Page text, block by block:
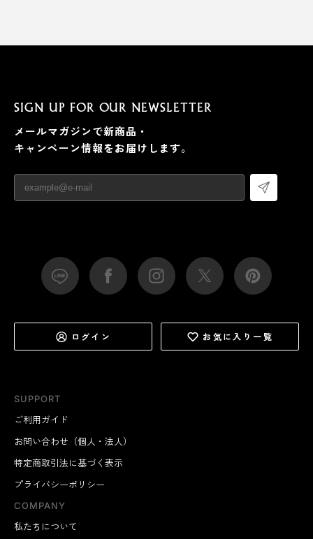
SUPPORT
ご利用ガイド
お問い合わせ（個人・法人）
特定商取引法に基づく表示
プライバシーポリシー
COMPANY
私たちについて
SIGN UP FOR OUR NEWSLETTER
メールマガジンで新商品・
キャンペーン情報をお届けします。
ログイン お気に入り一覧